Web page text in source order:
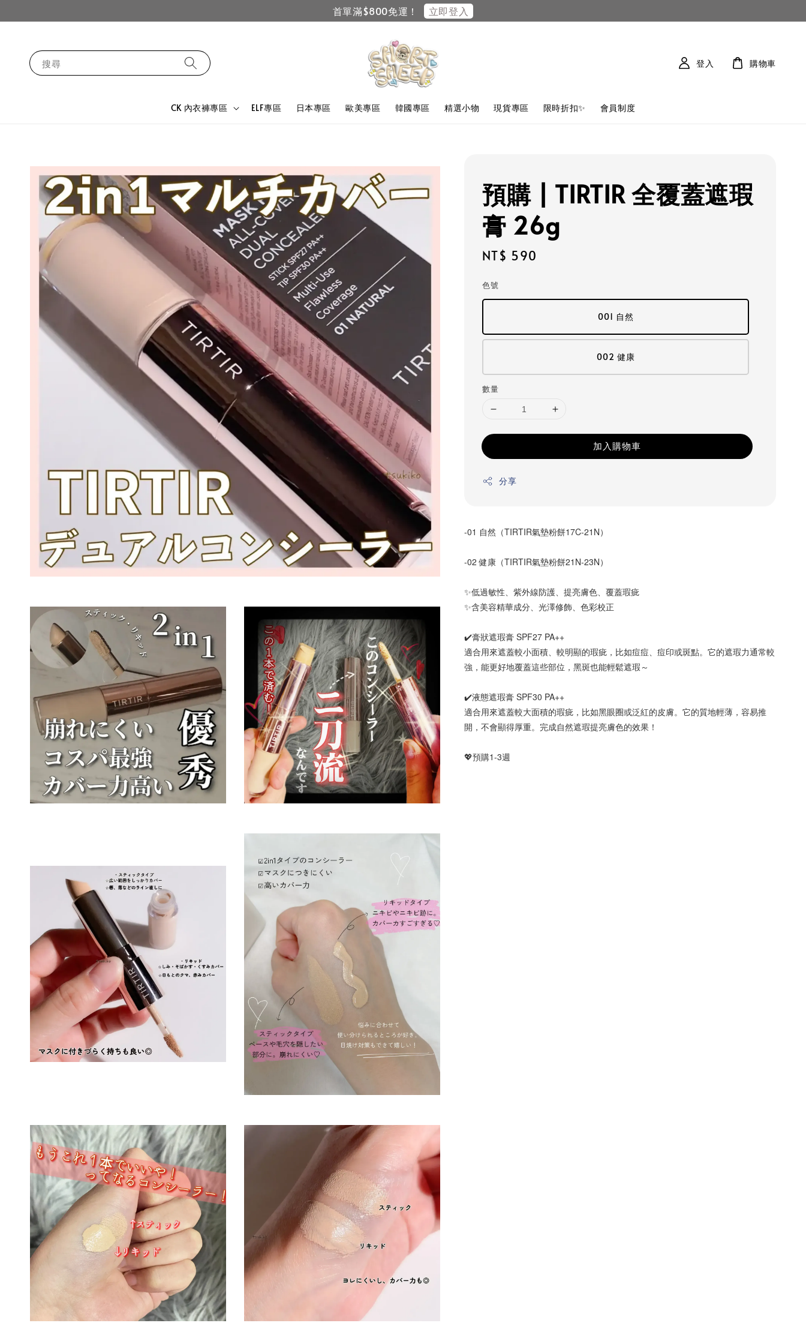
首單滿$800免運！ 立即登入
搜尋
CK 內衣褲專區 ELF專區 日本專區 歐美專區 韓國專區 精選小物 現貨專區 限時折扣✨ 會員制度
登入 購物車
預購 | TIRTIR 全覆蓋遮瑕
膏 26g
Regular
NT$ 590
色號
001 自然
002 健康
數量
加入購物車
分享
-01 自然（TIRTIR氣墊粉餅17C-21N）
-02 健康（TIRTIR氣墊粉餅21N-23N）
✨低過敏性、紫外線防護、提亮膚色、覆蓋瑕疵
✨含美容精華成分、光澤修飾、色彩校正
✔️膏狀遮瑕膏 SPF27 PA++
適合用來遮蓋較小面積、較明顯的瑕疵，比如痘痘、痘印或斑點。它的遮瑕力通常較
強，能更好地覆蓋這些部位，黑斑也能輕鬆遮瑕～
✔️液態遮瑕膏 SPF30 PA++
適合用來遮蓋較大面積的瑕疵，比如黑眼圈或泛紅的皮膚。它的質地輕薄，容易推
開，不會顯得厚重。完成自然遮瑕提亮膚色的效果！
💖預購1-3週